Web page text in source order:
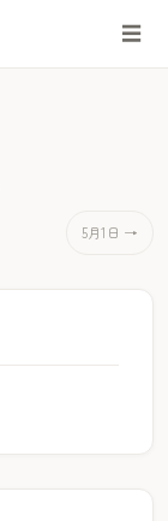
☰
5月1日 →